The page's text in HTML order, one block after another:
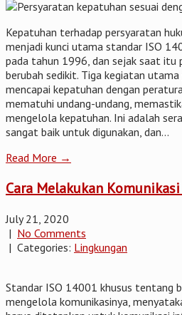
Kepatuhan terhadap persyaratan
menjadi kunci utama standar ISO
pada tahun 1996, dan sejak saat itu
berubah sedikit. Tiga kegiatan
mencapai kepatuhan dengan
mematuhi undang-undang,
mengelola kepatuhan. Ini adalah
sangat baik untuk digunakan, dan...
Read More →
Cara Melakukan
July 21, 2020
| No Comments
| Categories: Lingkungan
Standar ISO 14001 khusus tentang
mengelola komunikasinya,